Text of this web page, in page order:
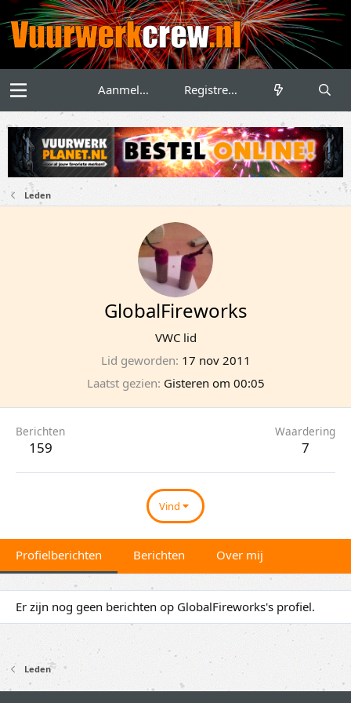
Aanmelden Registreren
Leden
GlobalFireworks
VWC lid
Lid geworden 17 nov 2011
Laatst gezien Gisteren om 00:05
Berichten
159
Waardering
7
Vind
Profielberichten Berichten Over mij
Er zijn nog geen berichten op GlobalFireworks's profiel.
Leden